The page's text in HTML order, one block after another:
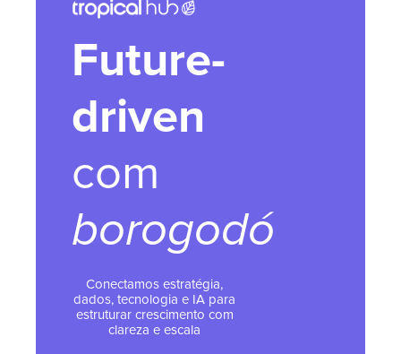
Future-
driven
com
borogodó
Conectamos estratégia,
dados, tecnologia e IA para
estruturar crescimento com
clareza e escala